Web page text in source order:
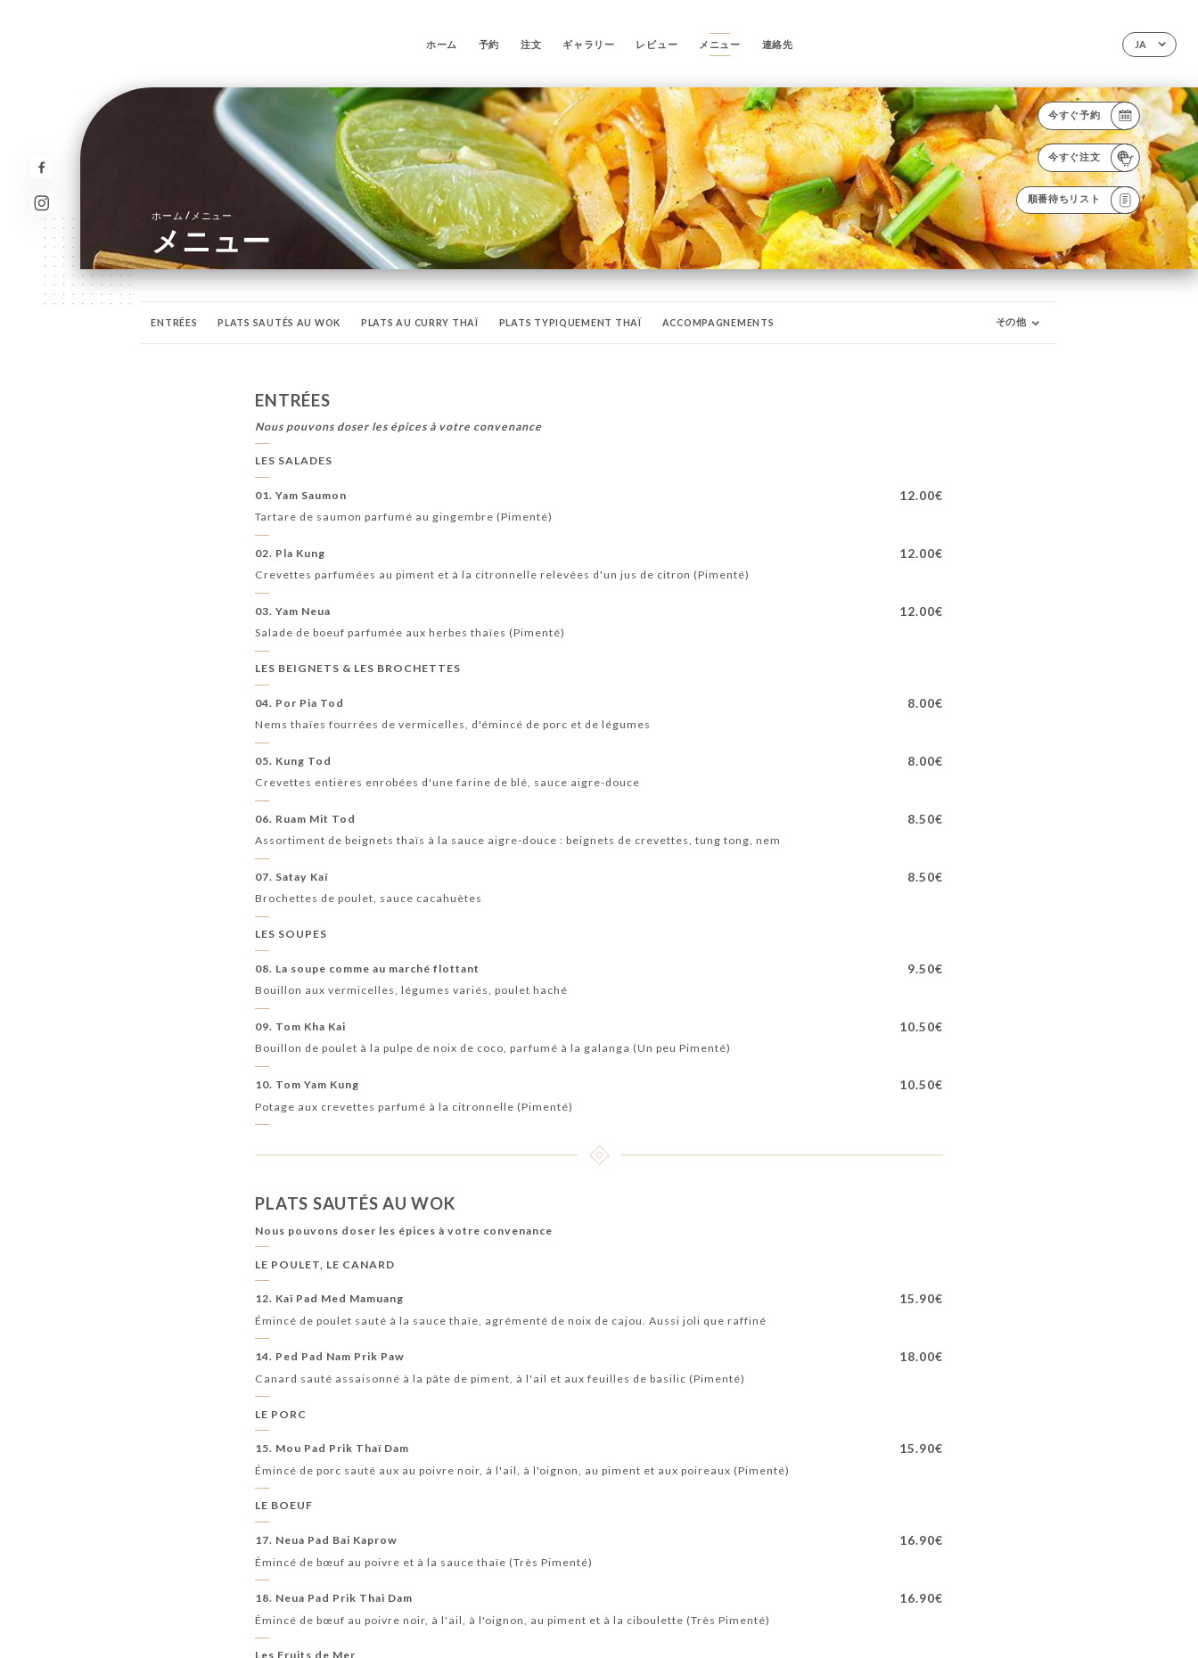
JA
ホーム 予約 注文 ギャラリー レビュー メニュー 連絡先
今すぐ予約
今すぐ注文
順番待ちリスト
ホーム/メニュー
メニュー
ENTRÉES PLATS SAUTÉS AU WOK PLATS AU CURRY THAÏ PLATS TYPIQUEMENT THAÏ ACCOMPAGNEMENTS その他
ENTRÉES
Nous pouvons doser les épices à votre convenance
LES SALADES
01. Yam Saumon 12.00€
Tartare de saumon parfumé au gingembre (Pimenté)
02. Pla Kung 12.00€
Crevettes parfumées au piment et à la citronnelle relevées d'un jus de citron (Pimenté)
03. Yam Neua 12.00€
Salade de boeuf parfumée aux herbes thaïes (Pimenté)
LES BEIGNETS & LES BROCHETTES
04. Por Pia Tod 8.00€
Nems thaïes fourrées de vermicelles, d'émincé de porc et de légumes
05. Kung Tod 8.00€
Crevettes entières enrobées d'une farine de blé, sauce aigre-douce
06. Ruam Mit Tod 8.50€
Assortiment de beignets thaïs à la sauce aigre-douce : beignets de crevettes, tung tong, nem
07. Satay Kaï 8.50€
Brochettes de poulet, sauce cacahuètes
LES SOUPES
08. La soupe comme au marché flottant 9.50€
Bouillon aux vermicelles, légumes variés, poulet haché
09. Tom Kha Kai 10.50€
Bouillon de poulet à la pulpe de noix de coco, parfumé à la galanga (Un peu Pimenté)
10. Tom Yam Kung 10.50€
Potage aux crevettes parfumé à la citronnelle (Pimenté)
PLATS SAUTÉS AU WOK
Nous pouvons doser les épices à votre convenance
LE POULET, LE CANARD
12. Kaï Pad Med Mamuang 15.90€
Émincé de poulet sauté à la sauce thaïe, agrémenté de noix de cajou. Aussi joli que raffiné
14. Ped Pad Nam Prik Paw 18.00€
Canard sauté assaisonné à la pâte de piment, à l'ail et aux feuilles de basilic (Pimenté)
LE PORC
15. Mou Pad Prik Thaï Dam 15.90€
Émincé de porc sauté aux au poivre noir, à l'ail, à l'oignon, au piment et aux poireaux (Pimenté)
LE BOEUF
17. Neua Pad Bai Kaprow 16.90€
Émincé de bœuf au poivre et à la sauce thaïe (Très Pimenté)
18. Neua Pad Prik Thai Dam 16.90€
Émincé de bœuf au poivre noir, à l'ail, à l'oignon, au piment et à la ciboulette (Très Pimenté)
Les Fruits de Mer